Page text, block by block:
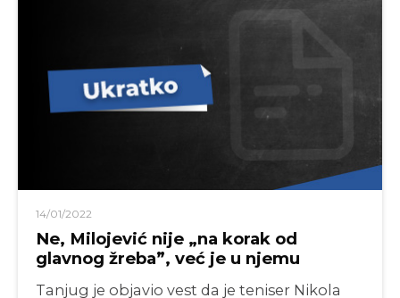
14/01/2022
Ne, Milojević nije „na korak od
glavnog žreba”, već je u njemu
Tanjug je objavio vest da je teniser Nikola